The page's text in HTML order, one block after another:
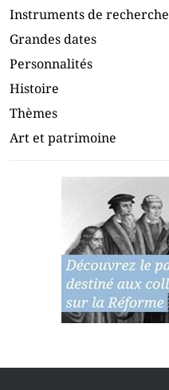
Instruments de recherche
Grandes dates
Personnalités
Histoire
Thèmes
Art et patrimoine